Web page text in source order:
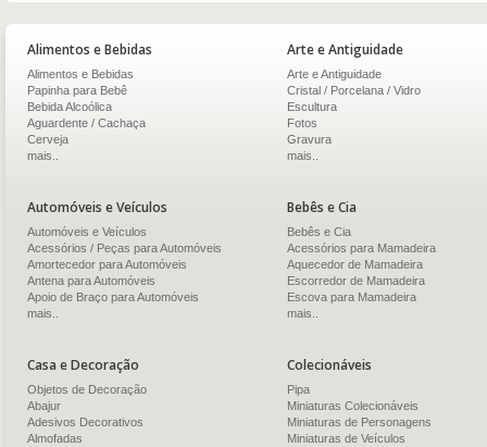
Alimentos e Bebidas
Alimentos e Bebidas
Papinha para Bebê
Bebida Alcoólica
Aguardente / Cachaça
Cerveja
mais..
Arte e Antiguidade
Arte e Antiguidade
Cristal / Porcelana / Vidro
Escultura
Fotos
Gravura
mais..
Automóveis e Veículos
Automóveis e Veículos
Acessórios / Peças para Automóveis
Amortecedor para Automóveis
Antena para Automóveis
Apoio de Braço para Automóveis
mais..
Bebês e Cia
Bebês e Cia
Acessórios para Mamadeira
Aquecedor de Mamadeira
Escorredor de Mamadeira
Escova para Mamadeira
mais..
Casa e Decoração
Objetos de Decoração
Abajur
Adesivos Decorativos
Almofadas
Colecionáveis
Pipa
Miniaturas Colecionáveis
Miniaturas de Personagens
Miniaturas de Veículos